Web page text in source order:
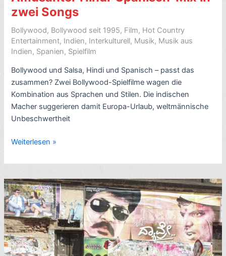
Sterne
zwei Songs
Bollywood, Bollywood seit 1995, Film, Hot Country
Entertainment, Indien, Interkulturell, Musik, Musik aus
Indien, Spanien, Spielfilm
Bollywood und Salsa, Hindi und Spanisch – passt das
zusammen? Zwei Bollywood-Spielfilme wagen die
Kombination aus Sprachen und Stilen. Die indischen
Macher suggerieren damit Europa-Urlaub, weltmännische
Unbeschwertheit
Bollywood
Salsa
=
Geht
das?
Amüsanter
Hindi-
Spanisch-
Mix
Weiterlesen »